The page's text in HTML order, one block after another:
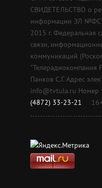
СВИДЕТЕЛЬСТВО о
информации ЭЛ
2015 г. Федеральная
связи,
коммуникаций
"Телерадиокомпания
Панков С.Г. Адрес
info@tvtula.ru Номер
(4872) 33-23-21